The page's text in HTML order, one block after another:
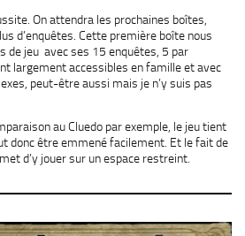
On attendra les prochaines boîtes,
d’enquêtes. Cette première boîte nous
de jeu avec ses 15 enquêtes, 5 par
largement accessibles en famille et avec
peut-être aussi mais je n’y suis pas
au Cluedo par exemple, le jeu tient
donc être emmené facilement. Et le fait de
d’y jouer sur un espace restreint.